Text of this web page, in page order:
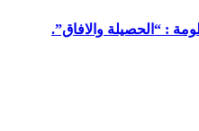
: “الحصيلة والافاق”.